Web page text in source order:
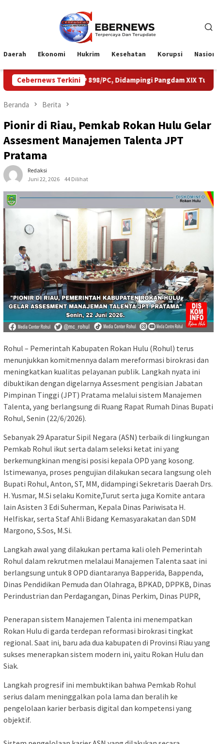
Daerah Ekonomi Hukrim Kesehatan Korupsi
Cebernews Terkini
898/PC, Didampingi Pangdam XIX Tuanku Tambusai
Beranda Berita
Pionir di Riau, Pemkab Rokan Hulu Gelar
Assesment Manajemen Talenta JPT
Pratama
Redaksi
Juni 22, 2026
44 Dilihat
Rohul – Pemerintah Kabupaten Rokan Hulu (Rohul) terus
menunjukkan komitmennya dalam mereformasi birokrasi dan
meningkatkan kualitas pelayanan publik. Langkah nyata ini
dibuktikan dengan digelarnya Assesment pengisian Jabatan
Pimpinan Tinggi (JPT) Pratama melalui sistem Manajemen
Talenta, yang berlangsung di Ruang Rapat Rumah Dinas Bupati
Rohul, Senin (22/6/2026).
​Sebanyak 29 Aparatur Sipil Negara (ASN) terbaik di lingkungan
Pemkab Rohul ikut serta dalam seleksi ketat ini yang
berkemungkinan mengisi posisi kepala OPD yang kosong.
Istimewanya, proses pengujian dilakukan secara langsung oleh
Bupati Rohul, Anton, ST, MM, didampingi Sekretaris Daerah Drs.
H. Yusmar, M.Si selaku Komite,Turut serta juga Komite antara
lain Asisten 3 Edi Suherman, Kepala Dinas Pariwisata H.
Helfiskar, serta Staf Ahli Bidang Kemasyarakatan dan SDM
Margono, S.Sos, M.Si.
Langkah awal yang dilakukan pertama kali oleh Pemerintah
Rohul dalam rekrutmen melalaui Manajemen Talenta saat ini
berlangsung untuk 8 OPD diantaranya Bapperida, Bappenda,
Dinas Pendidikan Pemuda dan Olahraga, BPKAD, DPPKB, Dinas
Perindustrian dan Perdagangan, Dinas Perkim, Dinas PUPR,
​Penerapan sistem Manajemen Talenta ini menempatkan
Rokan Hulu di garda terdepan reformasi birokrasi tingkat
regional. Saat ini, baru ada dua kabupaten di Provinsi Riau yang
sukses menerapkan sistem modern ini, yaitu Rokan Hulu dan
Siak.
​Langkah progresif ini membuktikan bahwa Pemkab Rohul
serius dalam meninggalkan pola lama dan beralih ke
pengelolaan karier berbasis digital dan kompetensi yang
objektif.